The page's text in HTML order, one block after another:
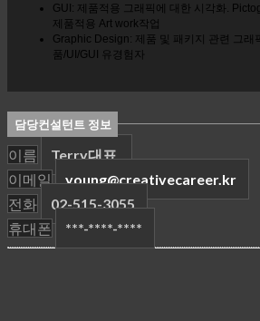
GUI: 제품적용 그래픽에 대한 시각화.
제품적용 Art work작업
Graphic Design: 제품 및 패키지 관련 그래
품/UI/GUI 유경험자
담당컨설턴트 정보
이름
Terry대표
이메일
young@creativecareer.kr
전화
02-515-3055
휴대폰
***-****-****